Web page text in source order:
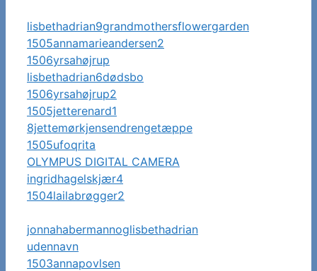
lisbethadrian9grandmothersflowergarden
1505annamarieandersen2
1506yrsahøjrup
lisbethadrian6dødsbo
1506yrsahøjrup2
1505jetterenard1
8jettemørkjensendrengetæppe
1505ufoqrita
OLYMPUS DIGITAL CAMERA
ingridhagelskjær4
1504lailabrøgger2
jonnahabermannoglisbethadrian
udennavn
1503annapovlsen